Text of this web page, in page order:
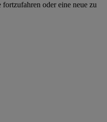
oder eine neue zu